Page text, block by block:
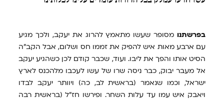
בפרשתנו מסופר שעשו מתאמץ להרוג את יעקב, ולכך מגיע
עם ארבע מאות איש להפיק את זממו חס ושלום, אבל הקב"ה
הסיט אותו והפך את ליבו. ועוד, שכבר קודם לכן כשהגיע יעקב
אל מעבר יבוק, כבר ניסה שרו של עשו לעכבו מלהכנס לארץ
ישראל, וכמו שנאמר (בראשית לב, כה) ויוותר יעקב לבדו
ויאבק איש עמו עד עלות השחר. ופירשו חז"ל (בראשית רבה